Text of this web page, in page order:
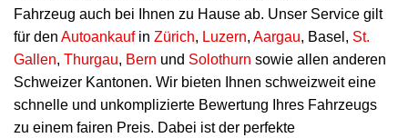
Fahrzeug auch bei Ihnen zu Hause ab. Unser Service gilt
für den Autoankaufin Zürich, Luzern, Aargau, Basel, St.
Gallen, Thurgau, Bern und Solothurn sowie allen anderen
Schweizer Kantonen. Wir bieten Ihnen schweizweit eine
schnelle und unkomplizierte Bewertung Ihres Fahrzeugs
zu einem fairen Preis. Dabei ist der perfekte